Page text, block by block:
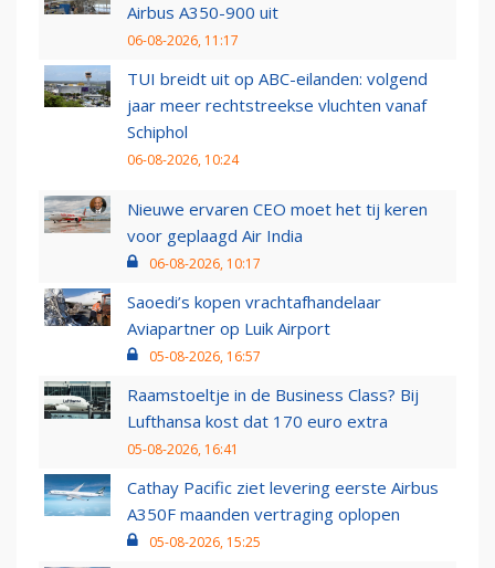
Airbus A350-900 uit
06-08-2026, 11:17
TUI breidt uit op ABC-eilanden: volgend
jaar meer rechtstreekse vluchten vanaf
Schiphol
06-08-2026, 10:24
Nieuwe ervaren CEO moet het tij keren
voor geplaagd Air India
06-08-2026, 10:17
Saoedi’s kopen vrachtafhandelaar
Aviapartner op Luik Airport
05-08-2026, 16:57
Raamstoeltje in de Business Class? Bij
Lufthansa kost dat 170 euro extra
05-08-2026, 16:41
Cathay Pacific ziet levering eerste Airbus
A350F maanden vertraging oplopen
05-08-2026, 15:25